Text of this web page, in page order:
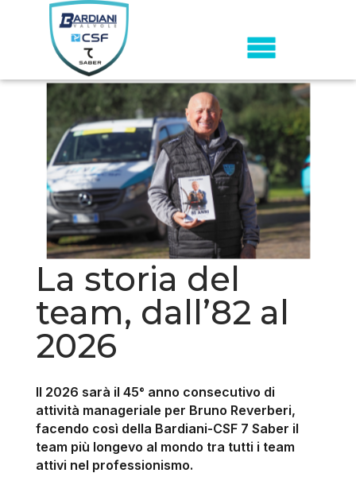
La storia del
team, dall’82 al
2026
Il 2026 sarà il 45° anno consecutivo di
attività manageriale per Bruno Reverberi,
facendo così della Bardiani-CSF 7 Saber il
team più longevo al mondo tra tutti i team
attivi nel professionismo.